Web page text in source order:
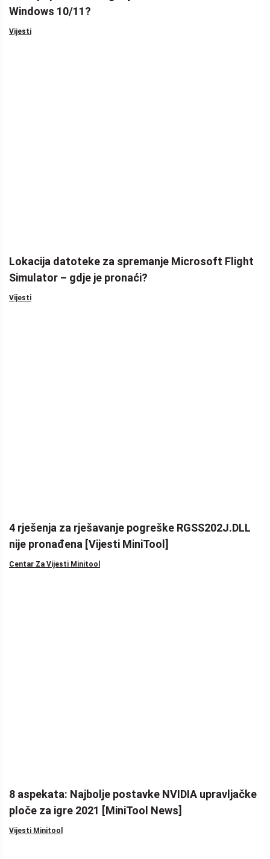
Windows 10/11?
Vijesti
Lokacija datoteke za spremanje Microsoft Flight
Simulator – gdje je pronaći?
Vijesti
4 rješenja za rješavanje pogreške RGSS202J.DLL
nije pronađena [Vijesti MiniTool]
Centar Za Vijesti Minitool
8 aspekata: Najbolje postavke NVIDIA upravljačke
ploče za igre 2021 [MiniTool News]
Vijesti Minitool